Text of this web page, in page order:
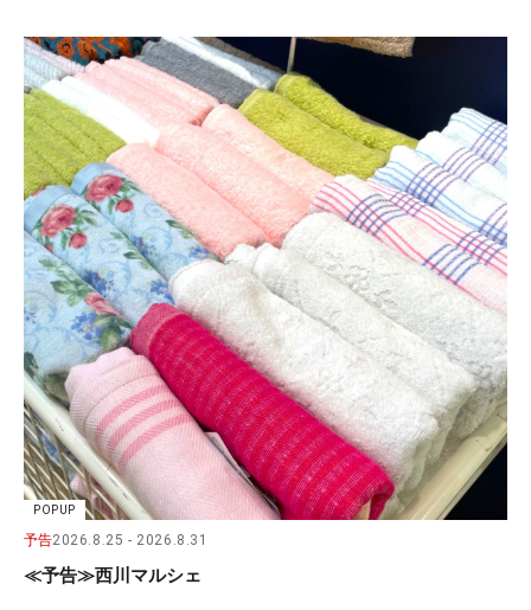
POPUP
予告2026.8.25 2026.8.31
≪予告≫西川マルシェ